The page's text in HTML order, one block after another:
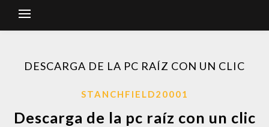
DESCARGA DE LA PC RAÍZ CON UN CLIC
STANCHFIELD20001
Descarga de la pc raíz con un clic